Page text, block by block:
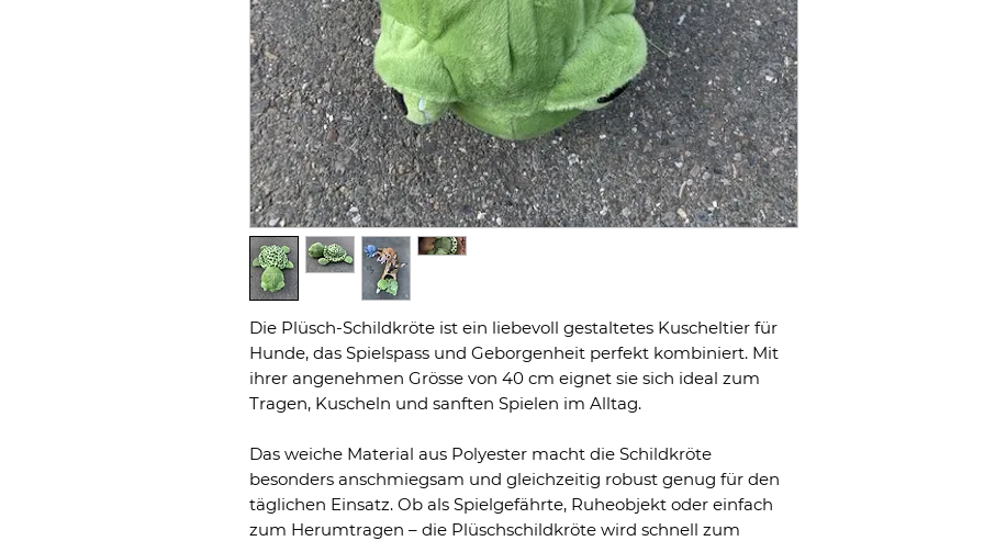
Die Plüsch-Schildkröte ist ein liebevoll gestaltetes Kuscheltier für
Hunde, das Spielspass und Geborgenheit perfekt kombiniert. Mit
ihrer angenehmen Grösse von 40 cm eignet sie sich ideal zum
Tragen, Kuscheln und sanften Spielen im Alltag.
Das weiche Material aus Polyester macht die Schildkröte
besonders anschmiegsam und gleichzeitig robust genug für den
täglichen Einsatz. Ob als Spielgefährte, Ruheobjekt oder einfach
zum Herumtragen – die Plüschschildkröte wird schnell zum